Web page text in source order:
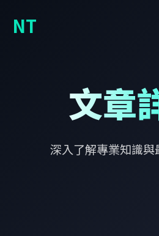
NT
文章
深入了解專業知識